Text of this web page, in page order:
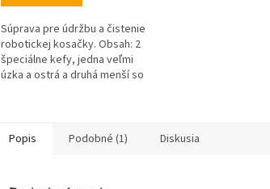
Súprava pre údržbu a čistenie
robotickej kosačky. Obsah: 2
špeciálne kefy, jedna veľmi
úzka a ostrá a druhá menší so
Popis Podobné (1) Diskusia